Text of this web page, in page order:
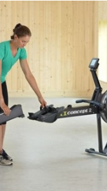
Blickfang. Der
typischen Rudergerät
Gym.
fertig aufgebaut . Ein
in den restlichen Teil des